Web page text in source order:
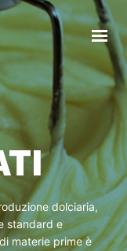
DI VENDITA
dolciaria,
standard e
materie prime è